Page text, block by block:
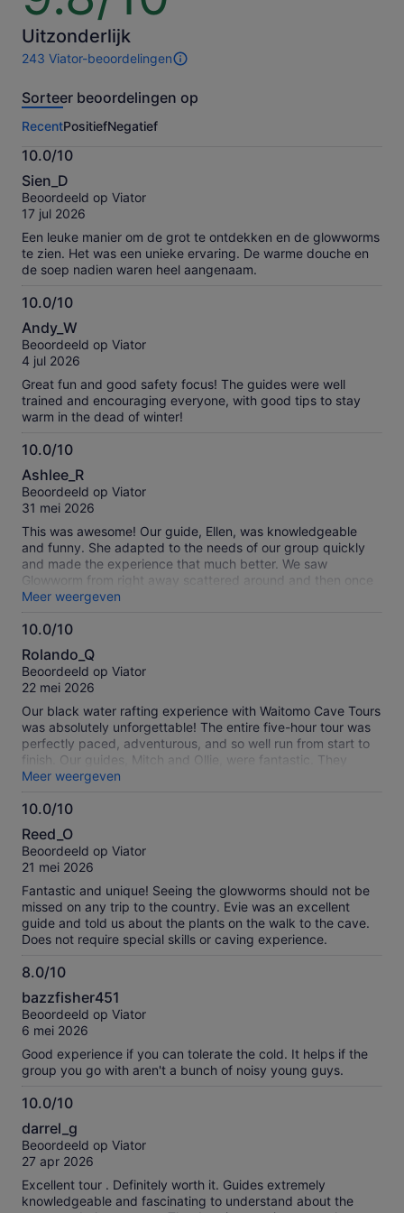
10
Uitzonderlijk
243 Viator-beoordelingen
243
van
activiteit.
Meer
informatie
over
onze
geverifieerde
Sorteer beoordelingen op
RecentPositiefNegatief
10.0/10
10.0
van
10
Sien_D
Beoordeeld op Viator
17 jul 2026
Een leuke manier om de grot te ontdekken en de glowworms
te zien. Het was een unieke ervaring. De warme douche en
de soep nadien waren heel aangenaam.
10.0/10
10.0
van
10
Andy_W
Beoordeeld op Viator
4 jul 2026
Great fun and good safety focus! The guides were well
trained and encouraging everyone, with good tips to stay
warm in the dead of winter!
10.0/10
10.0
van
10
Ashlee_R
Beoordeeld op Viator
31 mei 2026
This was awesome! Our guide, Ellen, was knowledgeable
and funny. She adapted to the needs of our group quickly
and made the experience that much better. We saw
Glowworm from right away scattered around and then once
we got deeper into the cave we saw them in larger groups. It
was magical!
Meer weergeven
10.0/10
10.0
van
10
Rolando_Q
Beoordeeld op Viator
22 mei 2026
Our black water rafting experience with Waitomo Cave Tours
was absolutely unforgettable! The entire five-hour tour was
perfectly paced, adventurous, and so well run from start to
finish. Our guides, Mitch and Ollie, were fantastic. They
made us feel completely safe and secure throughout every
part of the journey, even during the more adventurous
sections. Their energy, professionalism, and clear
the way, they provided warm drinks and snacks, which was
such a thoughtful touch and really helped keep everyone
comfortable during the experience. Seeing the glowworms in
this way was truly magical and something we would highly
recommend to anyone visiting Waitomo Caves. If you’re
considering it — don’t hesitate. This is hands down one of
the best ways to experience the glowworms and an absolute
highlight of our trip!
Meer weergeven
10.0/10
10.0
van
10
Reed_O
Beoordeeld op Viator
21 mei 2026
Fantastic and unique! Seeing the glowworms should not be
missed on any trip to the country. Evie was an excellent
guide and told us about the plants on the walk to the cave.
Does not require special skills or caving experience.
8.0/10
8.0
van
10
bazzfisher451
Beoordeeld op Viator
6 mei 2026
Good experience if you can tolerate the cold. It helps if the
group you go with aren't a bunch of noisy young guys.
10.0/10
10.0
van
10
darrel_g
Beoordeeld op Viator
27 apr 2026
Excellent tour . Definitely worth it. Guides extremely
knowledgeable and fascinating to understand about the